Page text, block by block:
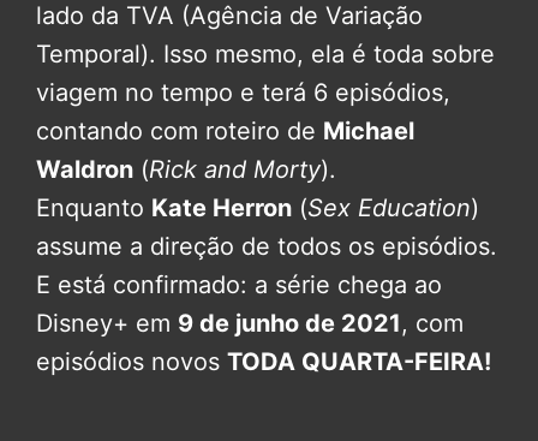
lado da TVA (Agência de Variação
Temporal). Isso mesmo, ela é toda sobre
viagem no tempo e terá 6 episódios,
contando com roteiro de Michael
Waldron (Rick and Morty).
Enquanto Kate Herron (Sex Education)
assume a direção de todos os episódios.
E está confirmado: a série chega ao
Disney+ em 9 de junho de 2021, com
episódios novos TODA QUARTA-FEIRA!